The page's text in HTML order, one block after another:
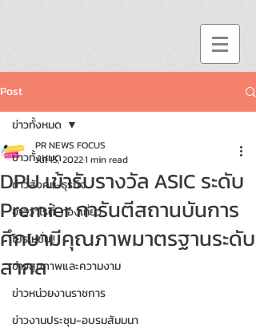
Post
ข่าวทั้งหมด
ข่าวสังคม-ธุรกิจ
ข่าววาไรตี้-ท่องเที่ยว
โปรโมชั่น!!
ข่าวสุขภาพและความงาม
ข่าวหน่วยงานราชการ
ข่าวงานประชุม-อบรมสัมมนา
ข่าวทั้งหมด
DPU เข้ารับรางวัล ASIC ระดับ
Premier การันตีสถานบันการ
ศึกษามีคุณภาพมาตรฐานระดับ
สากล
PR NEWS FOCUS
Jul 15, 20221 min read